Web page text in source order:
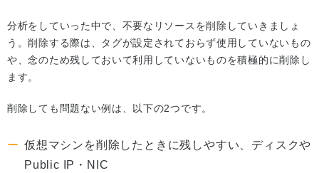
分析をしていった中で、不要なリソースを削除していきましょ
う。削除する際は、タグが設定されておらず使用していないもの
や、念のため残しておいて利用していないものを積極的に削除し
ます。
削除しても問題ない例は、以下の2つです。
仮想マシンを削除したときに残しやすい、ディスクや
Public IP・NIC